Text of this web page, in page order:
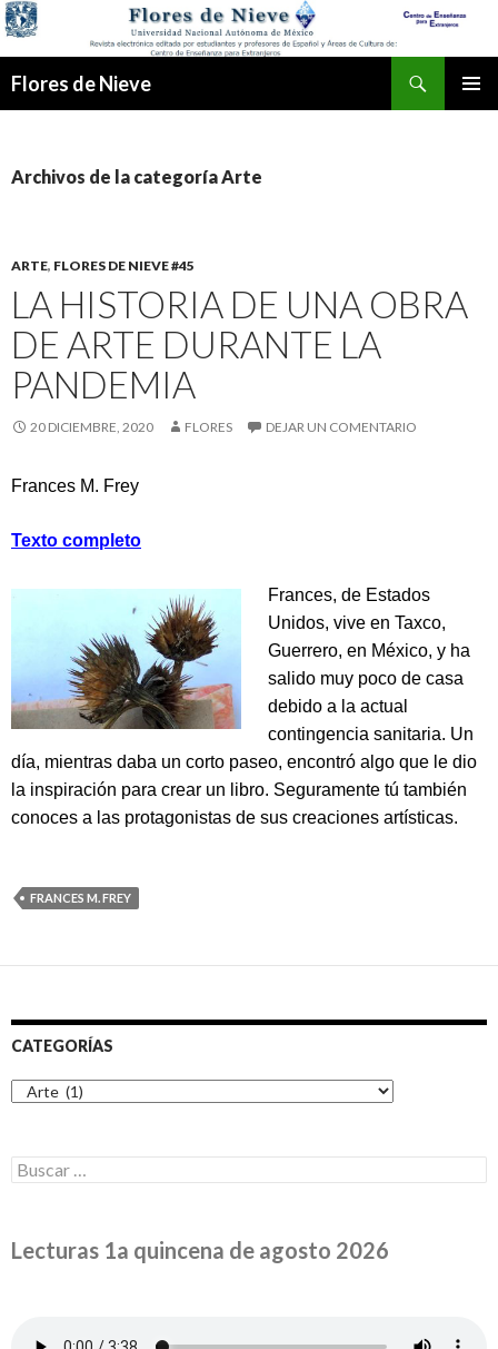
Flores de Nieve
Archivos de la categoría Arte
ARTE, FLORES DE NIEVE #45
LA HISTORIA DE UNA OBRA
DE ARTE DURANTE LA
PANDEMIA
20 DICIEMBRE, 2020 FLORES DEJAR UN COMENTARIO
Frances M. Frey
Texto completo
Frances, de Estados
Unidos, vive en Taxco,
Guerrero, en México, y ha
salido muy poco de casa
debido a la actual
contingencia sanitaria. Un
día, mientras daba un corto paseo, encontró algo que le dio
la inspiración para crear un libro. Seguramente tú también
conoces a las protagonistas de sus creaciones artísticas.
FRANCES M. FREY
CATEGORÍAS
Categorías
Buscar:
Lecturas 1a quincena de agosto 2026